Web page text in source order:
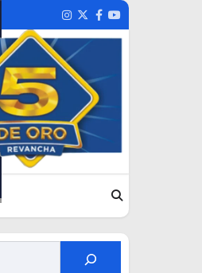
Instagram
TwitterFacebook
Youtube